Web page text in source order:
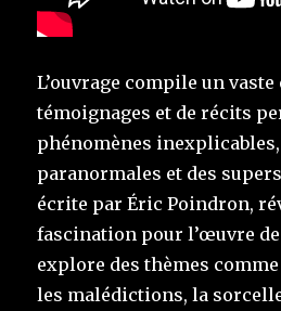
L’ouvrage compile un
témoignages et de récits
phénomènes
paranormales et des
écrite par Éric Poindron,
fascination pour l’œuvre
explore des thèmes
les malédictions, la